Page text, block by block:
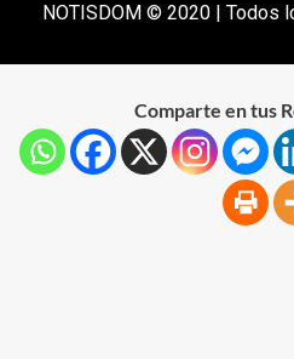
NOTISDOM © 2020 | Todos
Comparte en tus